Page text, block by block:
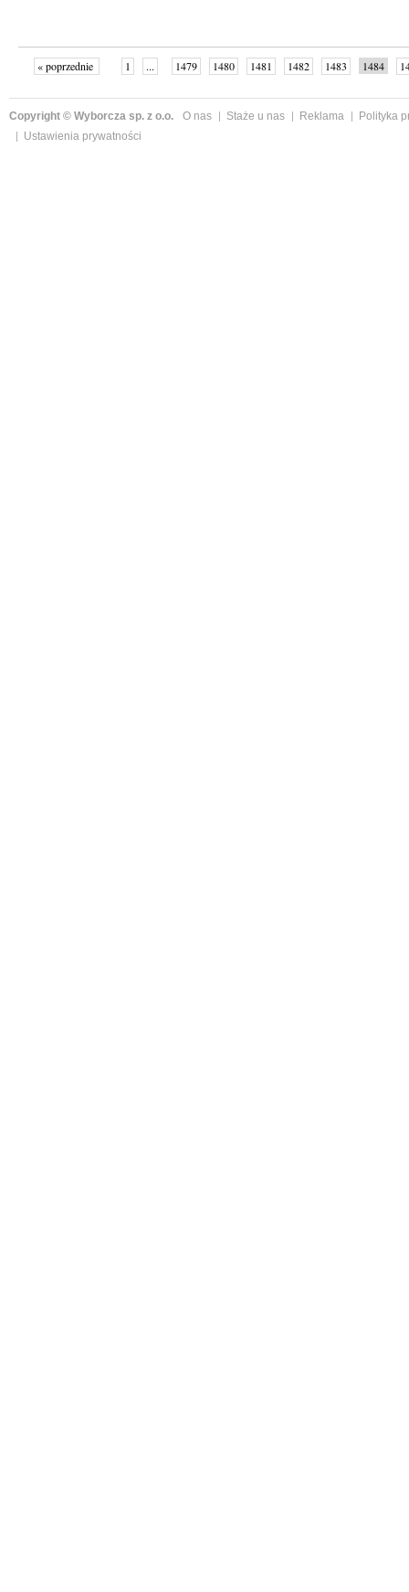
« poprzednie 1 ... 1479 1480 1481 1482 1483 1484
Copyright © Wyborcza sp. z o.o. O nas Staże u nas Reklama
Polityka
Ustawienia prywatności